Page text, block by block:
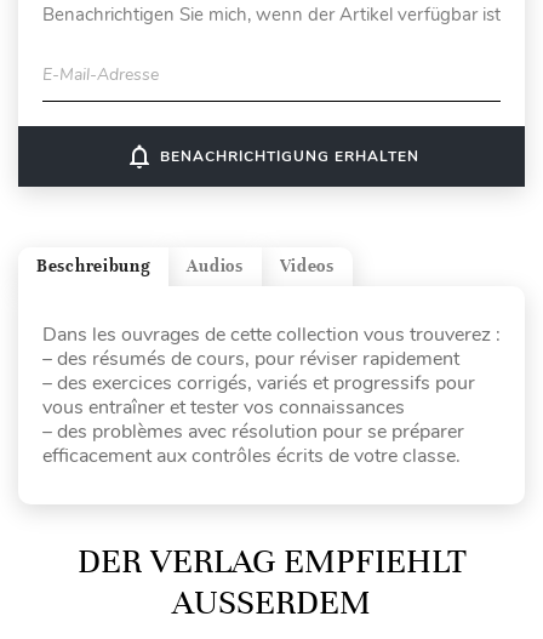
Benachrichtigen Sie mich, wenn der Artikel verfügbar ist
E-Mail-Adresse
notifications_none BENACHRICHTIGUNG ERHALTEN
Videos
Audios
Beschreibung
Dans les ouvrages de cette collection vous trouverez :
– des résumés de cours, pour réviser rapidement
– des exercices corrigés, variés et progressifs pour
vous entraîner et tester vos connaissances
– des problèmes avec résolution pour se préparer
efficacement aux contrôles écrits de votre classe.
DER VERLAG EMPFIEHLT
AUSSERDEM